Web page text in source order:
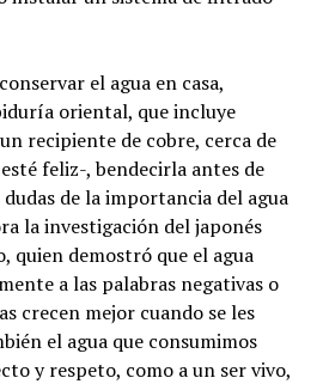
el agua en casa,
oriental, que incluye
recipiente de cobre, cerca de
feliz-, bendecirla antes de
de la importancia del agua
la investigación del japonés
quien demostró que el agua
a las palabras negativas o
crecen mejor cuando se les
el agua que consumimos
y respeto, como a un ser vivo,